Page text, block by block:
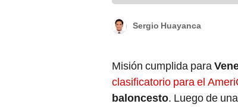
Sergio Huayanca
Misión cumplida para
clasificatorio para el
baloncesto. Luego de